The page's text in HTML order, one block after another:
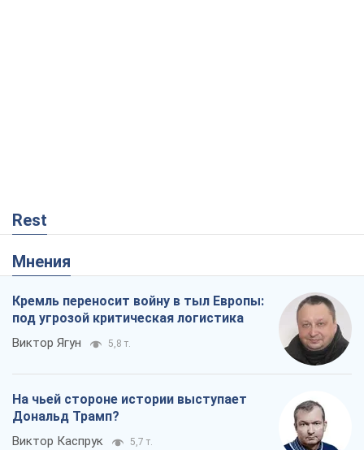
Rest
Мнения
Кремль переносит войну в тыл Европы:
под угрозой критическая логистика
Виктор Ягун 5,8 т.
На чьей стороне истории выступает
Дональд Трамп?
Виктор Каспрук 5,7 т.